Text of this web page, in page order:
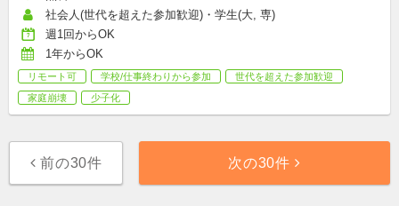
社会人(世代を超えた参加歓迎)・学生(大, 専)
週1回からOK
1年からOK
リモート可 学校/仕事終わりから参加
世代を超えた参加歓迎
家庭崩壊
少子化
前の30件 次の30件